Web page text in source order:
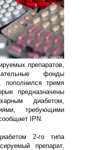
препаратов,
фонды
пополнился тремя
предназначены
диабетом,
требующими
IPN.
2-го типа
препарат,